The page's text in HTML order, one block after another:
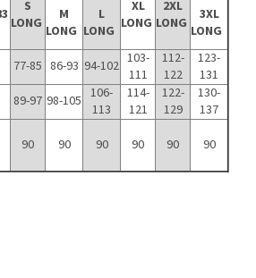
S
LONG
M
LONG
L
LONG
XL
LONG
2XL
LONG
3XL
LONG
77-85 86-93 94-102 103-
111
112-
122
123-
131
89-97 98-105 106-
113
114-
121
122-
129
130-
137
90 90 90 90 90 90